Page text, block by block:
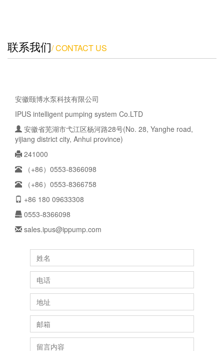
联系我们/ CONTACT US
安徽颐博水泵科技有限公司
IPUS intelligent pumping system Co.LTD
安徽省芜湖市弋江区杨河路28号(No. 28, Yanghe road,
yijiang district city, Anhui province)
241000
（+86）0553-8366098
（+86）0553-8366758
+86 180 09633308
0553-8366098
sales.ipus@ippump.com